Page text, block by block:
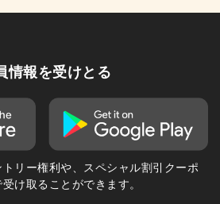
情報を受けとる
リー権利や、スペシャル割引クーポ
け取ることができます。